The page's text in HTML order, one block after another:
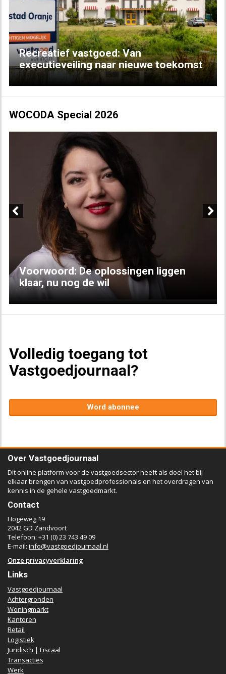
Recreatief vastgoed: Van
executieveiling naar nieuwe toekomst
Next
WOCODA Special 2026
Voorwoord: De oplossingen liggen
klaar, nu nog de wil
Volledig toegang tot
Vastgoedjournaal?
Word abonnee
Over Vastgoedjournaal
Dit online platform voor de vastgoedsector heeft als doel het bij
elkaar brengen van vastgoedprofessionals en het overdragen van
kennis in de gehele vastgoedmarkt.
Contact
Hogeweg 19
2042 GD Zandvoort
Telefoon: +31 (0) 23 743 49 09
E-mail: info@vastgoedjournaal.nl
Onze privacyverklaring
Links
Vastgoedjournaal
Achtergronden
Woningmarkt
Kantoren
Retail
Logistiek
Juridisch | Fiscaal
Transacties
Werk